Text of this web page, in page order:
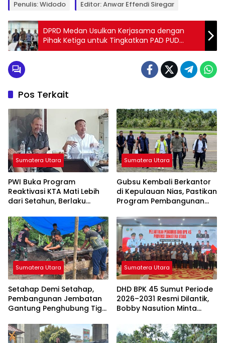
Penulis: Widodo Editor: Anwar Effendi Siregar
DPRD Medan Usulkan Kerjasama dengan
Pihak Ketiga untuk Tingkatkan PAD PUD
Pembangunan
Pos Terkait
Sumatera Utara
PWI Buka Program
Reaktivasi KTA Mati Lebih
dari Setahun, Berlaku
Sumatera Utara
Gubsu Kembali Berkantor
di Kepulauan Nias, Pastikan
Program Pembangunan
Sumatera Utara
Setahap Demi Setahap,
Pembangunan Jembatan
Gantung Penghubung Tiga
Terwujud
Sumatera Utara
DHD BPK 45 Sumut Periode
2026–2031 Resmi Dilantik,
Bobby Nasution Minta
Ditularkan ke Generasi
Muda